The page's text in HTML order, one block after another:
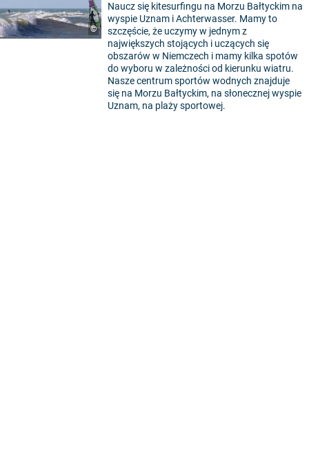
©
Naucz się kitesurfingu na Morzu Bałtyckim na
wyspie Uznam i Achterwasser. Mamy to
szczęście, że uczymy w jednym z
największych stojących i uczących się
obszarów w Niemczech i mamy kilka spotów
do wyboru w zależności od kierunku wiatru.
Nasze centrum sportów wodnych znajduje
się na Morzu Bałtyckim, na słonecznej wyspie
Uznam, na plaży sportowej.